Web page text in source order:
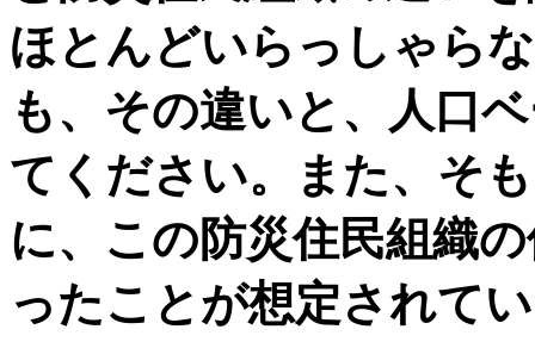
ほとんどいらっしゃら
も、その違いと、人口
てください。また、そ
に、この防災住民組織
ったことが想定されて